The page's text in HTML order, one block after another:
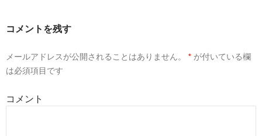
コメントを残す
メールアドレスが公開されることはありません。 * が付いている欄
は必須項目です
コメント